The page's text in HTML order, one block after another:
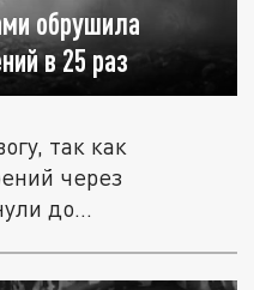
обрушила
в 25 раз
так как
через
до